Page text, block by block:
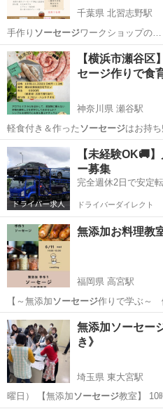
千葉県 北習志野駅
手作り ソーセージワークショップの…
ショップを… オススメ ☑️ソーセージ
ソーセージの作り方を覚えた…
千葉 船橋市 北習志野駅
【横浜市瀬谷区
セージ作りで食
神奈川県 瀬谷駅
軽食付き＆作った ソーセージ
は便利だけど、添… 軽食付き・作っ
#ミネラル # ソーセージ作り #ワーク
神奈川 横浜市 瀬谷駅 料理
【未経験OK🚚
ー募集
完全週休2日で安定
ドライバーダイレクト
無添加お料理教
福岡県 高宮駅
【～無添加ソーセージ作りで学ぶ～
ジを作ります🌭 …
福岡 福岡市 高宮駅
無添加ソーセー
き》
埼玉県 東大宮駅
曜日） 【無添加ソーセージ 教